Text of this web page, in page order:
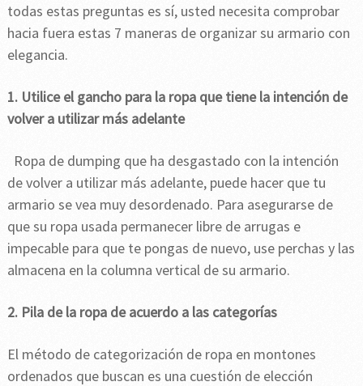
todas estas preguntas es sí, usted necesita comprobar
hacia fuera estas 7 maneras de organizar su armario con
elegancia.
1. Utilice el gancho para la ropa que tiene la intención de
volver a utilizar más adelante
Ropa de dumping que ha desgastado con la intención
de volver a utilizar más adelante, puede hacer que tu
armario se vea muy desordenado. Para asegurarse de
que su ropa usada permanecer libre de arrugas e
impecable para que te pongas de nuevo, use perchas y las
almacena en la columna vertical de su armario.
2. Pila de la ropa de acuerdo a las categorías
El método de categorización de ropa en montones
ordenados que buscan es una cuestión de elección